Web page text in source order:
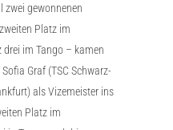
gewonnenen
Platz im
im Tango – kamen
Graf (TSC Schwarz-
als Vizemeister ins
Platz im